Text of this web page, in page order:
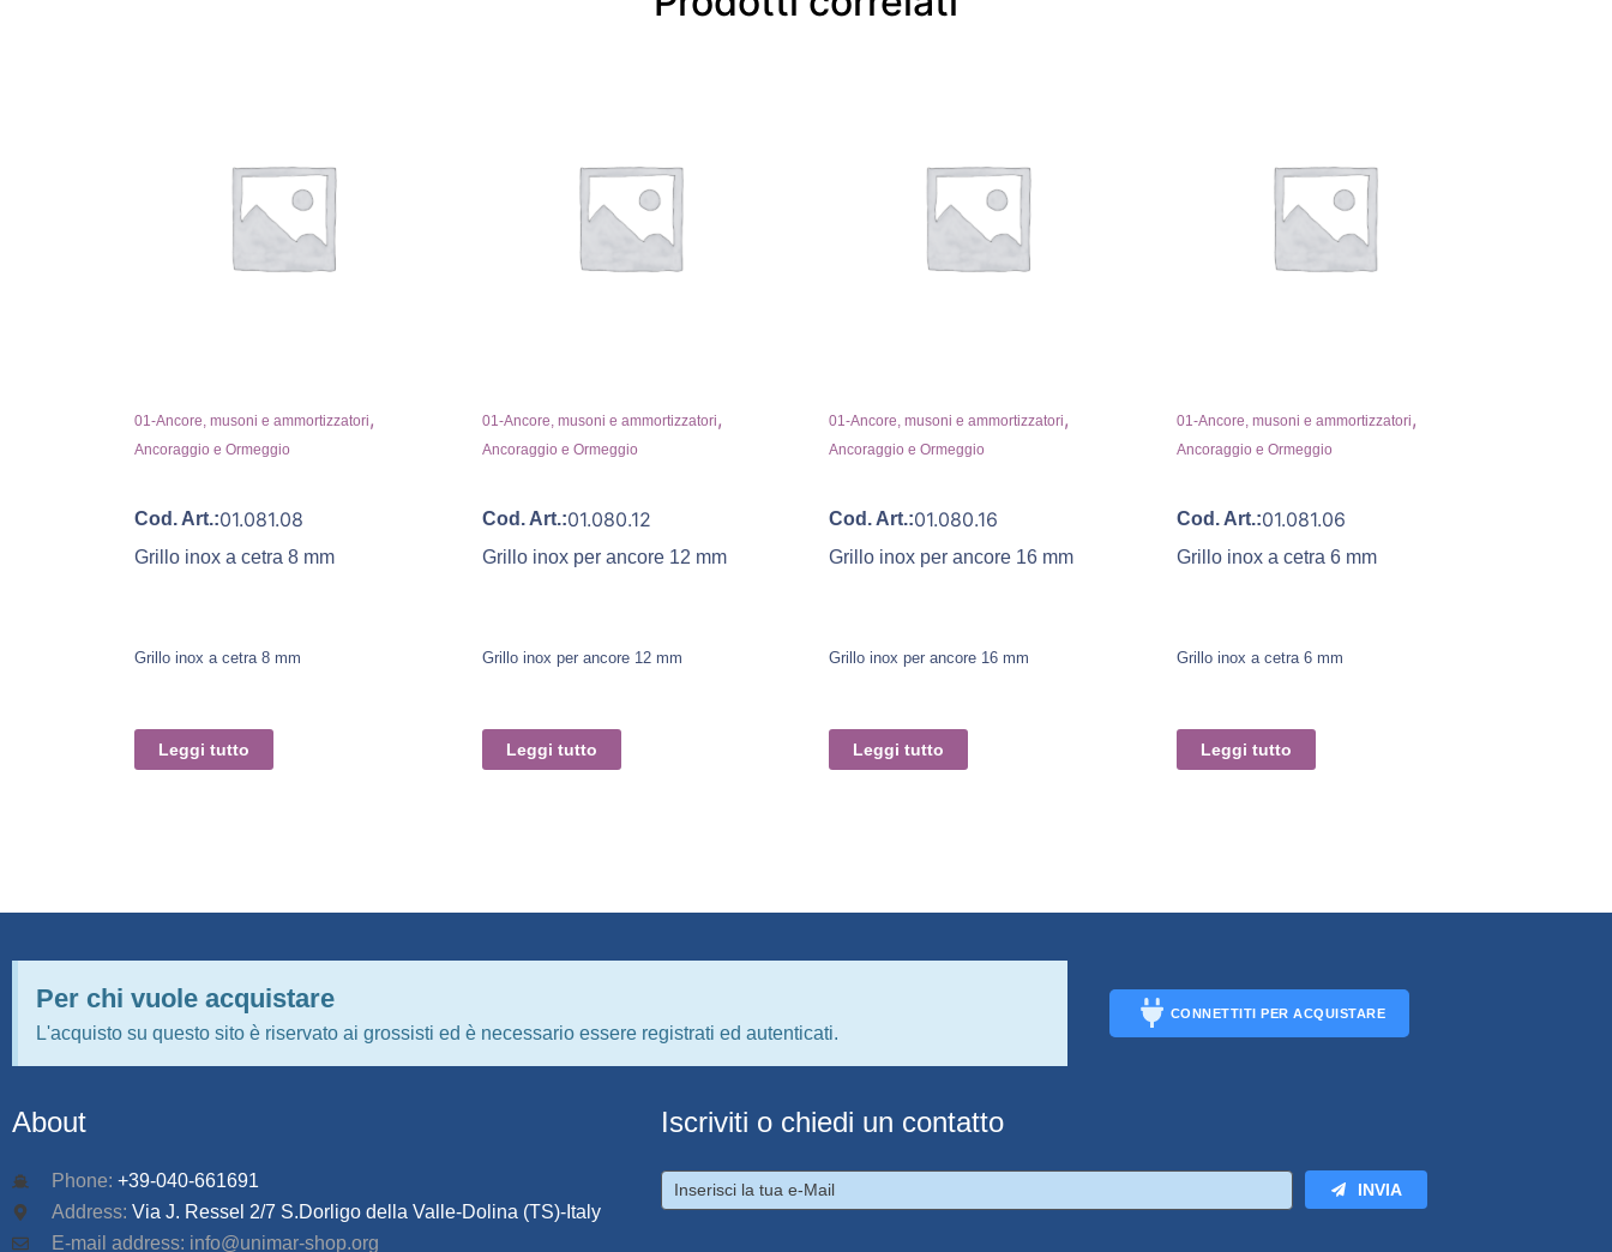
01-Ancore, musoni e ammortizzatori,
Ancoraggio e Ormeggio
Cod. Art.:01.081.08
Grillo inox a cetra 8 mm
Grillo inox a cetra 8 mm
Leggi tutto
01-Ancore, musoni e ammortizzatori,
Ancoraggio e Ormeggio
Cod. Art.:01.080.12
Grillo inox per ancore 12 mm
Grillo inox per ancore 12 mm
Leggi tutto
01-Ancore, musoni e ammortizzatori,
Ancoraggio e Ormeggio
Cod. Art.:01.080.16
Grillo inox per ancore 16 mm
Grillo inox per ancore 16 mm
Leggi tutto
01-Ancore, musoni e ammortizzatori,
Ancoraggio e Ormeggio
Cod. Art.:01.081.06
Grillo inox a cetra 6 mm
Grillo inox a cetra 6 mm
Leggi tutto
Per chi vuole acquistare
L'acquisto su questo sito è riservato ai grossisti ed è necessario essere registrati ed autenticati.
CONNETTITI PER ACQUISTARE
About
Phone: +39-040-661691
Address: Via J. Ressel 2/7 S.Dorligo della Valle-Dolina (TS)-Italy
E-mail address: info@unimar-shop.org
Iscriviti o chiedi un contatto
INVIA